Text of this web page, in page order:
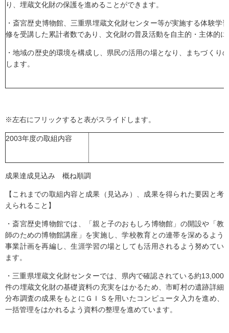
り、埋蔵文化財の保護を進めることができます。
・斎宮歴史博物館、三重県埋蔵文化財センター等が実施する体験学
修を受講した累計者数であり、文化財の普及活動を自主的・主体的
・地域の歴史的環境を構成し、県民の活用の場となり、まちづくり
します。
※左右にフリックすると表がスライドします。
2003年度の取組内容
成果達成見込み 概ね順調
【これまでの取組内容と成果（見込み）、成果を得られた要因と考
えられること】
・斎宮歴史博物館では、「親と子のおもしろ博物館」の開設や「教
師のための博物館講座」を実施し、学校教育との連帯を深めるよう
事業計画を再編し、生涯学習の場としても活用されるよう努めてい
ます。
・三重県埋蔵文化財センターでは、県内で確認されている約13,000
件の埋蔵文化財の基礎資料の充実をはかるため、市町村の遺跡詳細
分布調査の成果をもとにＧＩＳを用いたコンピュータ入力を進め、
一括管理をはかれるよう資料の整理を進めています。